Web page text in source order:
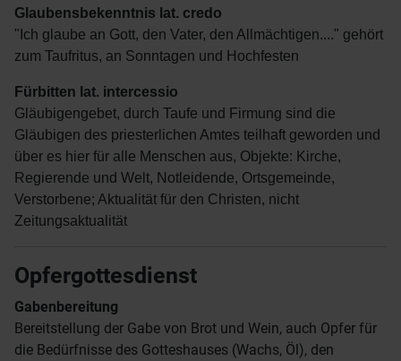
Glaubensbekenntnis lat. credo
"Ich glaube an Gott, den Vater, den Allmächtigen...." gehört
zum Taufritus, an Sonntagen und Hochfesten
Fürbitten lat. intercessio
Gläubigengebet, durch Taufe und Firmung sind die
Gläubigen des priesterlichen Amtes teilhaft geworden und
über es hier für alle Menschen aus, Objekte: Kirche,
Regierende und Welt, Notleidende, Ortsgemeinde,
Verstorbene; Aktualität für den Christen, nicht
Zeitungsaktualität
Opfergottesdienst
Gabenbereitung
Bereitstellung der Gabe von Brot und Wein, auch Opfer für
die Bedürfnisse des Gotteshauses (Wachs, Öl), den